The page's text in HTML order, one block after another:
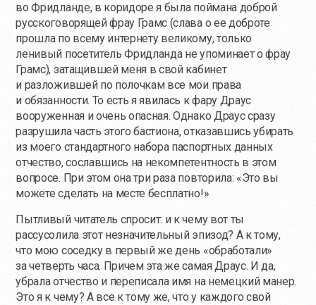
во Фридланде, в коридоре я была поймана доброй
русскоговорящей фрау Грамс (слава о ее доброте
прошла по всему интернету великому, только
ленивый посетитель Фридланда не упоминает о фрау
Грамс), затащившей меня в свой кабинет
и разложившей по полочкам все мои права
и обязанности. То есть я явилась к фару Драус
вооруженная и очень опасная. Однако Драус сразу
разрушила часть этого бастиона, отказавшись убирать
из моего стандартного набора паспортных данных
отчество, сославшись на некомпетентность в этом
вопросе. При этом она три раза повторила: «Это вы
можете сделать на месте бесплатно!»
Пытливый читатель спросит: и к чему вот ты
рассусолила этот незначительный эпизод? А к тому,
что мою соседку в первый же день «обработали»
за четверть часа. Причем эта же самая Драус. И да,
убрала отчество и переписала имя на немецкий манер.
Это я к чему? А все к тому же, что у каждого свой